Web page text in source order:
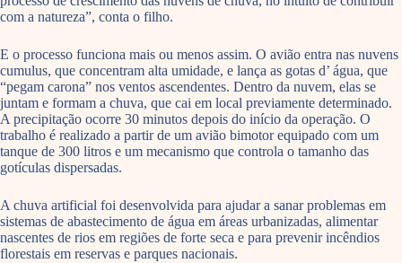
com a natureza”, conta o filho.
E o processo funciona mais ou menos assim. O avião entra nas nuvens
cumulus, que concentram alta umidade, e lança as gotas d’ água, que
“pegam carona” nos ventos ascendentes. Dentro da nuvem, elas se
juntam e formam a chuva, que cai em local previamente determinado.
A precipitação ocorre 30 minutos depois do início da operação. O
trabalho é realizado a partir de um avião bimotor equipado com um
tanque de 300 litros e um mecanismo que controla o tamanho das
gotículas dispersadas.
A chuva artificial foi desenvolvida para ajudar a sanar problemas em
sistemas de abastecimento de água em áreas urbanizadas, alimentar
nascentes de rios em regiões de forte seca e para prevenir incêndios
florestais em reservas e parques nacionais.